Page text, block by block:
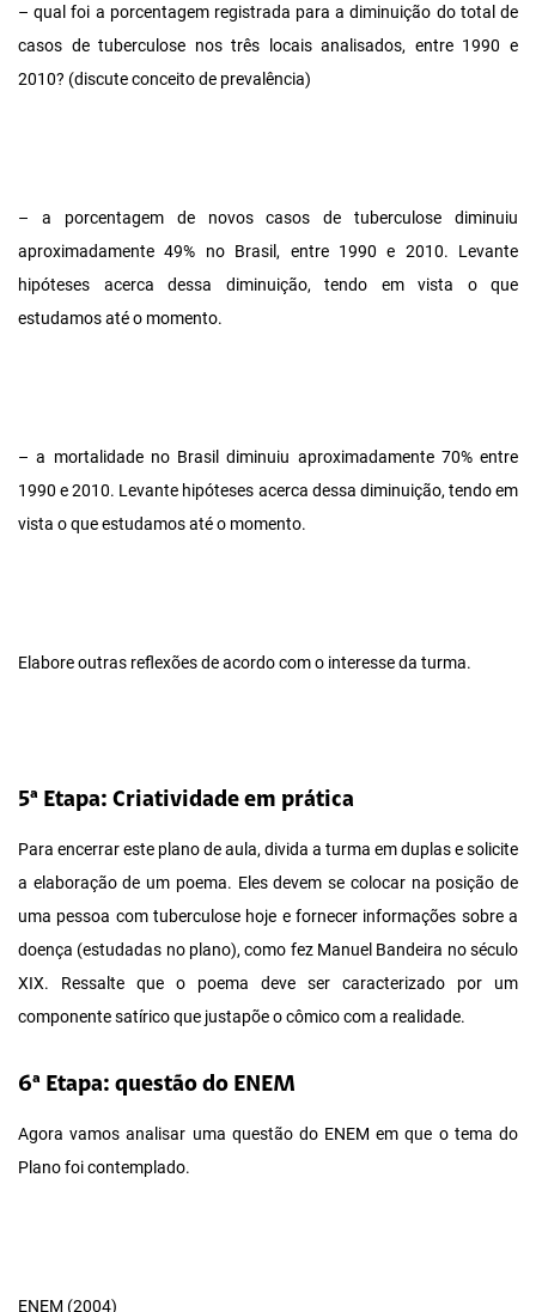
– qual foi a porcentagem registrada para a diminuição do total de
casos de tuberculose nos três locais analisados, entre 1990 e
2010? (discute conceito de prevalência)
– a porcentagem de novos casos de tuberculose diminuiu
aproximadamente 49% no Brasil, entre 1990 e 2010. Levante
hipóteses acerca dessa diminuição, tendo em vista o que
estudamos até o momento.
– a mortalidade no Brasil diminuiu aproximadamente 70% entre
1990 e 2010. Levante hipóteses acerca dessa diminuição, tendo em
vista o que estudamos até o momento.
Elabore outras reflexões de acordo com o interesse da turma.
5ª Etapa: Criatividade em prática
Para encerrar este plano de aula, divida a turma em duplas e solicite
a elaboração de um poema. Eles devem se colocar na posição de
uma pessoa com tuberculose hoje e fornecer informações sobre a
doença (estudadas no plano), como fez Manuel Bandeira no século
XIX. Ressalte que o poema deve ser caracterizado por um
componente satírico que justapõe o cômico com a realidade.
6ª Etapa: questão do ENEM
Agora vamos analisar uma questão do ENEM em que o tema do
Plano foi contemplado.
ENEM (2004)